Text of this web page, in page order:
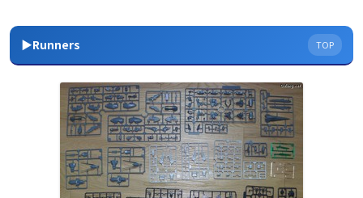
▶Runners TOP